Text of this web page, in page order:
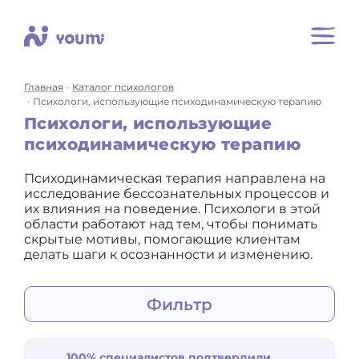
Главная
Каталог психологов
Психологи, использующие психодинамическую терапию
Психологи, использующие
психодинамическую терапию
Психодинамическая терапия направлена на
исследование бессознательных процессов и
их влияния на поведение. Психологи в этой
области работают над тем, чтобы понимать
скрытые мотивы, помогающие клиентам
делать шаги к осознанности и изменению.
Фильтр